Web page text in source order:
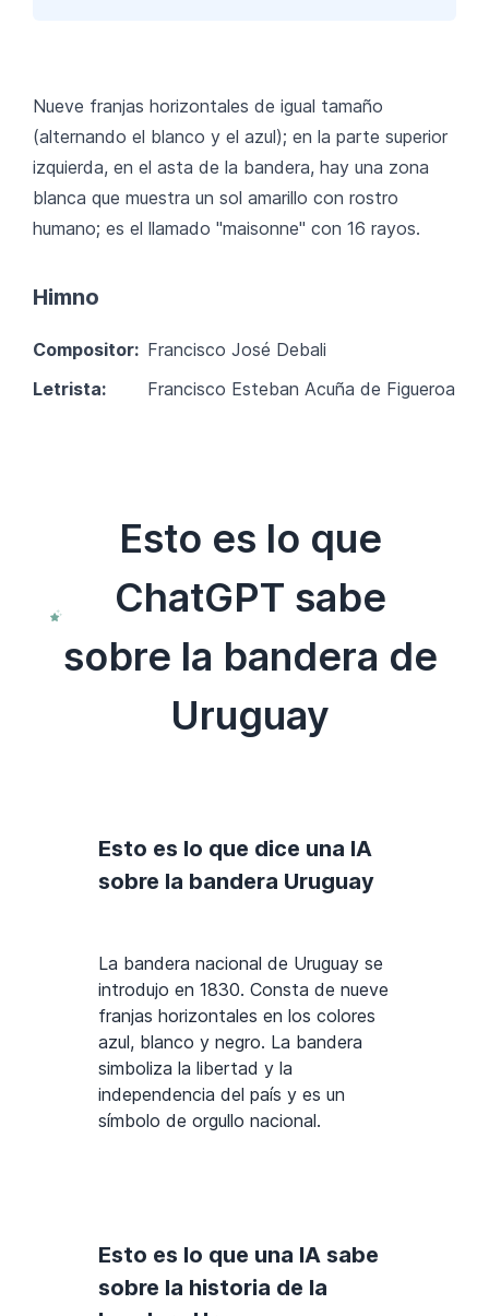
Nueve franjas horizontales de igual tamaño
(alternando el blanco y el azul); en la parte superior
izquierda, en el asta de la bandera, hay una zona
blanca que muestra un sol amarillo con rostro
humano; es el llamado "maisonne" con 16 rayos.
Himno
Compositor: Francisco José Debali
Letrista:
Francisco Esteban Acuña de Figueroa
Esto es lo que
ChatGPT sabe
sobre la bandera de
Uruguay
Esto es lo que dice una IA
sobre la bandera Uruguay
La bandera nacional de Uruguay se
introdujo en 1830. Consta de nueve
franjas horizontales en los colores
azul, blanco y negro. La bandera
simboliza la libertad y la
independencia del país y es un
símbolo de orgullo nacional.
Esto es lo que una IA sabe
sobre la historia de la